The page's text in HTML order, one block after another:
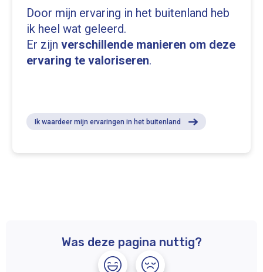
Door mijn ervaring in het buitenland heb
ik heel wat geleerd.
Er zijn verschillende manieren om deze
ervaring te valoriseren.
Ik waardeer mijn ervaringen in het buitenland
Was deze pagina nuttig?